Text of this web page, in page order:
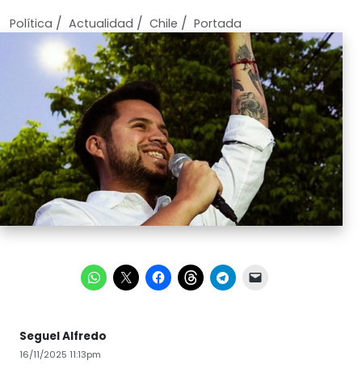
Política / Actualidad / Chile / Portada
Seguel Alfredo
16/11/2025 11:13pm